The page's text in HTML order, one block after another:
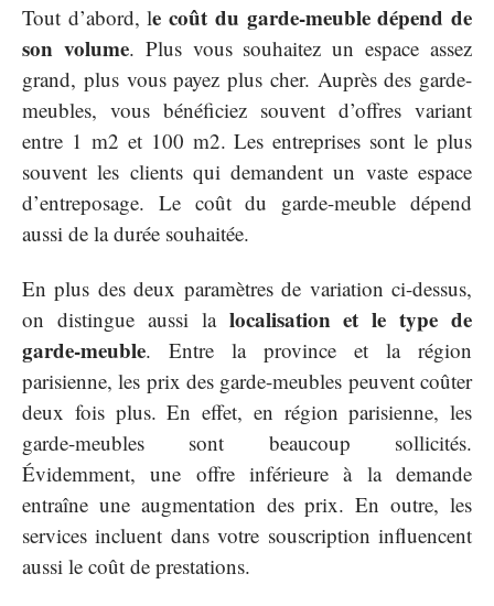
Tout d’abord, le coût du garde-meuble dépend de
son volume. Plus vous souhaitez un espace assez
grand, plus vous payez plus cher. Auprès des garde-
meubles, vous bénéficiez souvent d’offres variant
entre 1 m2 et 100 m2. Les entreprises sont le plus
souvent les clients qui demandent un vaste espace
d’entreposage. Le coût du garde-meuble dépend
aussi de la durée souhaitée.
En plus des deux paramètres de variation ci-dessus,
on distingue aussi la localisation et le type de
garde-meuble. Entre la province et la région
parisienne, les prix des garde-meubles peuvent coûter
deux fois plus. En effet, en région parisienne, les
garde-meubles sont beaucoup sollicités.
Évidemment, une offre inférieure à la demande
entraîne une augmentation des prix. En outre, les
services incluent dans votre souscription influencent
aussi le coût de prestations.